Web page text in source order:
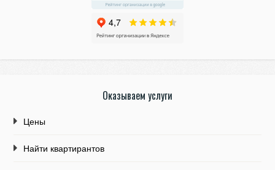
Оказываем услуги
Цены
Найти квартирантов